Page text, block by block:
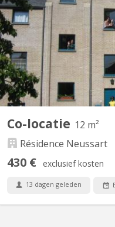
Co-locatie 12 m²
Résidence Neussart
430 € exclusief kosten
13 dagen geleden
Neuve. Dans la tradition
cadre de vie
d’amitié,